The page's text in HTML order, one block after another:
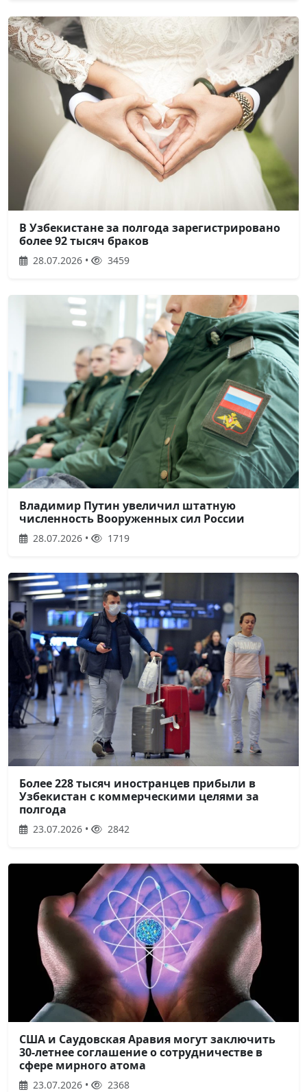
В Узбекистане за полгода зарегистрировано
более 92 тысяч браков
28.07.2026 • 3459
Владимир Путин увеличил штатную
численность Вооруженных сил России
28.07.2026 • 1719
Более 228 тысяч иностранцев прибыли в
Узбекистан с коммерческими целями за
полгода
23.07.2026 • 2842
США и Саудовская Аравия могут заключить
30-летнее соглашение о сотрудничестве в
сфере мирного атома
23.07.2026 • 2368